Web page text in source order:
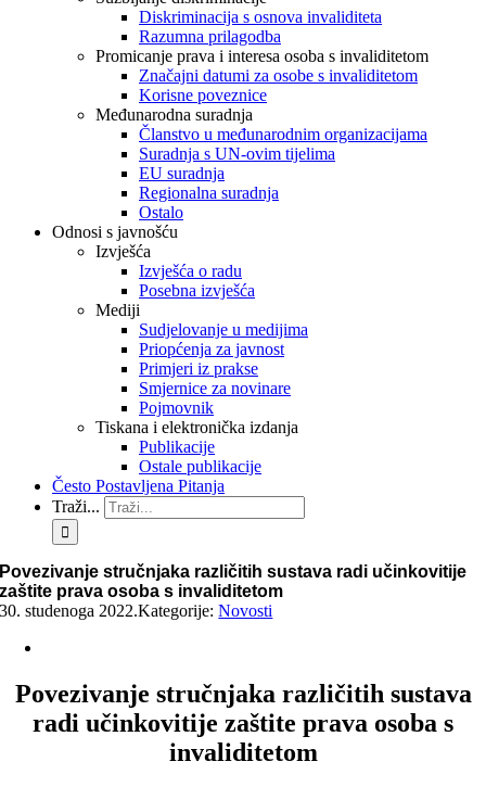
Diskriminacija s osnova invaliditeta
Razumna prilagodba
Promicanje prava i interesa osoba s invaliditetom
Značajni datumi za osobe s invaliditetom
Korisne poveznice
Međunarodna suradnja
Članstvo u međunarodnim organizacijama
Suradnja s UN-ovim tijelima
EU suradnja
Regionalna suradnja
Ostalo
Odnosi s javnošću
Izvješća
Izvješća o radu
Posebna izvješća
Mediji
Sudjelovanje u medijima
Priopćenja za javnost
Primjeri iz prakse
Smjernice za novinare
Pojmovnik
Tiskana i elektronička izdanja
Publikacije
Ostale publikacije
Često Postavljena Pitanja
Traži...
Povezivanje stručnjaka različitih sustava radi učinkovitije
zaštite prava osoba s invaliditetom
30. studenoga 2022.Kategorije:Novosti
Povezivanje stručnjaka različitih sustava
radi učinkovitije zaštite prava osoba s
invaliditetom